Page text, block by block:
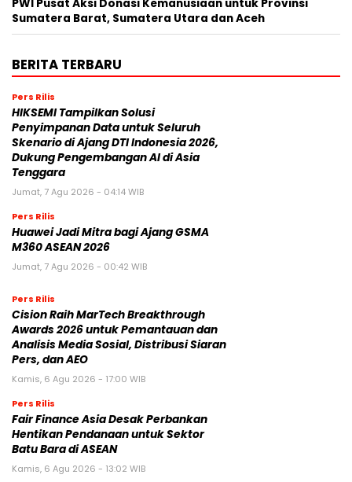
PWI Pusat Aksi Donasi Kemanusiaan untuk Provinsi
Sumatera Barat, Sumatera Utara dan Aceh
BERITA TERBARU
Pers Rilis
HIKSEMI Tampilkan Solusi
Penyimpanan Data untuk Seluruh
Skenario di Ajang DTI Indonesia 2026,
Dukung Pengembangan AI di Asia
Tenggara
Jumat, 7 Agu 2026 - 04:14 WIB
Pers Rilis
Huawei Jadi Mitra bagi Ajang GSMA
M360 ASEAN 2026
Jumat, 7 Agu 2026 - 00:42 WIB
Pers Rilis
Cision Raih MarTech Breakthrough
Awards 2026 untuk Pemantauan dan
Analisis Media Sosial, Distribusi Siaran
Pers, dan AEO
Kamis, 6 Agu 2026 - 17:00 WIB
Pers Rilis
Fair Finance Asia Desak Perbankan
Hentikan Pendanaan untuk Sektor
Batu Bara di ASEAN
Kamis, 6 Agu 2026 - 13:02 WIB